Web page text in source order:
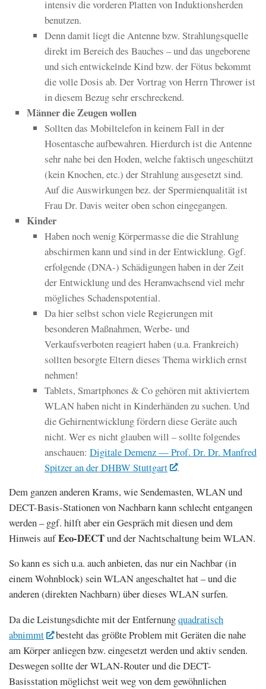
intensiv die vorderen Platten von Induktionsherden
benutzen.
Denn damit liegt die Antenne bzw. Strahlungsquelle
direkt im Bereich des Bauches – und das ungeborene
und sich entwickelnde Kind bzw. der Fötus bekommt
die volle Dosis ab. Der Vortrag von Herrn Thrower ist
in diesem Bezug sehr erschreckend.
Männer die Zeugen wollen
Sollten das Mobiltelefon in keinem Fall in der
Hosentasche aufbewahren. Hierdurch ist die Antenne
sehr nahe bei den Hoden, welche faktisch ungeschützt
(kein Knochen, etc.) der Strahlung ausgesetzt sind.
Auf die Auswirkungen bez. der Spermienqualität ist
Frau Dr. Davis weiter oben schon eingegangen.
Kinder
Haben noch wenig Körpermasse die die Strahlung
abschirmen kann und sind in der Entwicklung. Ggf.
erfolgende (DNA-) Schädigungen haben in der Zeit
der Entwicklung und des Heranwachsend viel mehr
mögliches Schadenspotential.
Da hier selbst schon viele Regierungen mit
besonderen Maßnahmen, Werbe- und
Verkaufsverboten reagiert haben (u.a. Frankreich)
sollten besorgte Eltern dieses Thema wirklich ernst
nehmen!
Tablets, Smartphones & Co gehören mit aktiviertem
WLAN haben nicht in Kinderhänden zu suchen. Und
die Gehirnentwicklung fördern diese Geräte auch
nicht. Wer es nicht glauben will – sollte folgendes
anschauen: Digitale Demenz — Prof. Dr. Dr. Manfred
Spitzer an der DHBW Stuttgart
.
Dem ganzen anderen Krams, wie Sendemasten, WLAN und
DECT-Basis-Stationen von Nachbarn kann schlecht entgangen
werden – ggf. hilft aber ein Gespräch mit diesen und dem
Hinweis aufEco-DECTund der Nachtschaltung beim WLAN.
So kann es sich u.a. auch anbieten, das nur ein Nachbar (in
einem Wohnblock) sein WLAN angeschaltet hat – und die
anderen (direkten Nachbarn) über dieses WLAN surfen.
Da die Leistungsdichte mit der Entfernungquadratisch
abnimmt
besteht das größte Problem mit Geräten die nahe
am Körper anliegen bzw. eingesetzt werden und aktiv senden.
Deswegen sollte der WLAN-Router und die DECT-
Basisstation möglichst weit weg von dem gewöhnlichen